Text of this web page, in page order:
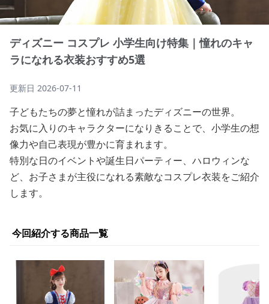
ディズニー コスプレ 小学生向け特集｜憧れのキャ
ラになれる衣装おすすめ5選
更新日 2026-07-11
子どもたちの夢と憧れが詰まったディズニーの世界。
お気に入りのキャラクターになりきることで、小学生の想
像力や自己表現が豊かに育まれます。
特別な日のイベントや誕生日パーティー、ハロウィンな
ど、お子さまが主役になれる素敵なコスプレ衣装をご紹介
します。
今回紹介する商品一覧